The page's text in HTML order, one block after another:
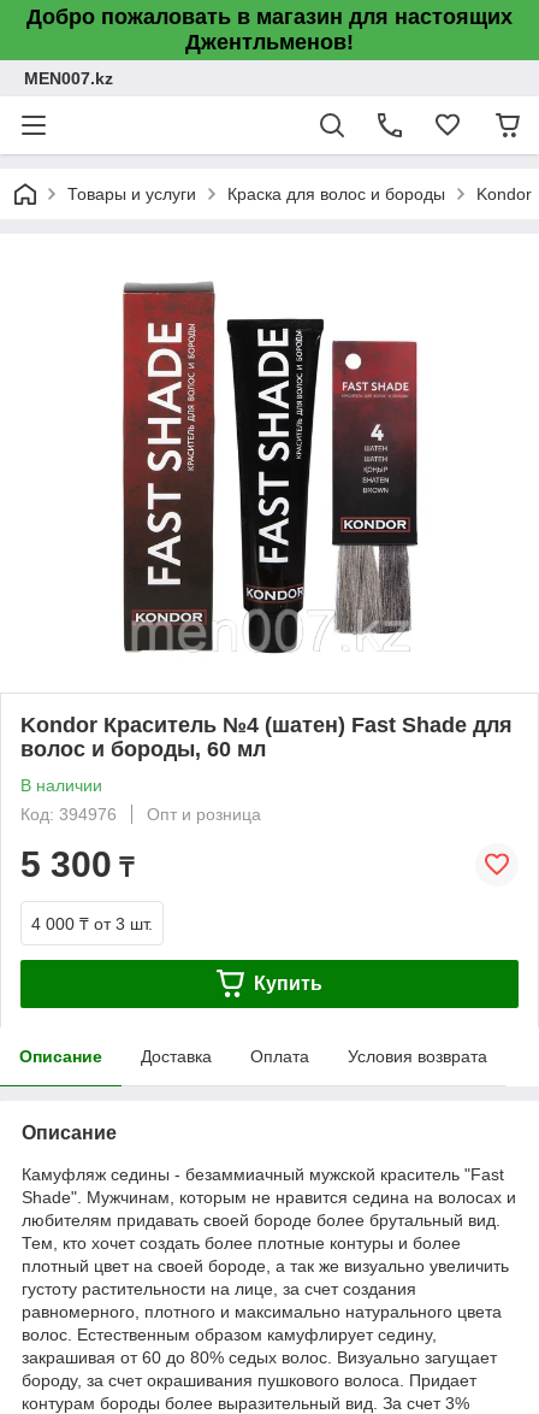
Добро пожаловать в магазин для настоящих
Джентльменов!
MEN007.kz
Товары и услуги Краска для волос и бороды Kondor
Kondor Краситель №4 (шатен) Fast Shade для
волос и бороды, 60 мл
В наличии
Код: 394976
Опт и розница
5 300 ₸
4 000 ₸ от 3 шт.
Купить
Описание Доставка Оплата Условия возврата
Описание
Камуфляж седины - безаммиачный мужской краситель "Fast
Shade". Мужчинам, которым не нравится седина на волосах и
любителям придавать своей бороде более брутальный вид.
Тем, кто хочет создать более плотные контуры и более
плотный цвет на своей бороде, а так же визуально увеличить
густоту растительности на лице, за счет создания
равномерного, плотного и максимально натурального цвета
волос. Естественным образом камуфлирует седину,
закрашивая от 60 до 80% седых волос. Визуально загущает
бороду, за счет окрашивания пушкового волоса. Придает
контурам бороды более выразительный вид. За счет 3%